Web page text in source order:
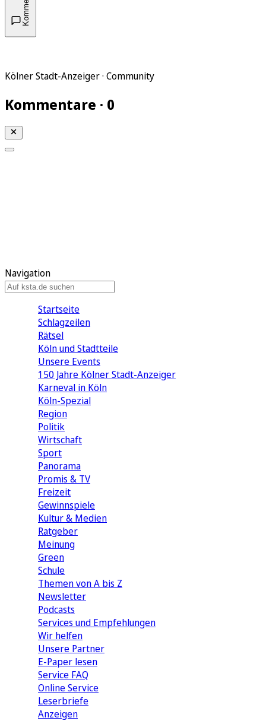
Kölner Stadt-Anzeiger · Community
Kommentare · 0
Navigation
Startseite
Schlagzeilen
Rätsel
Köln und Stadtteile
Unsere Events
150 Jahre Kölner Stadt-Anzeiger
Karneval in Köln
Köln-Spezial
Region
Politik
Wirtschaft
Sport
Panorama
Promis & TV
Freizeit
Gewinnspiele
Kultur & Medien
Ratgeber
Meinung
Green
Schule
Themen von A bis Z
Newsletter
Podcasts
Services und Empfehlungen
Wir helfen
Unsere Partner
E-Paper lesen
Service FAQ
Online Service
Leserbriefe
Anzeigen